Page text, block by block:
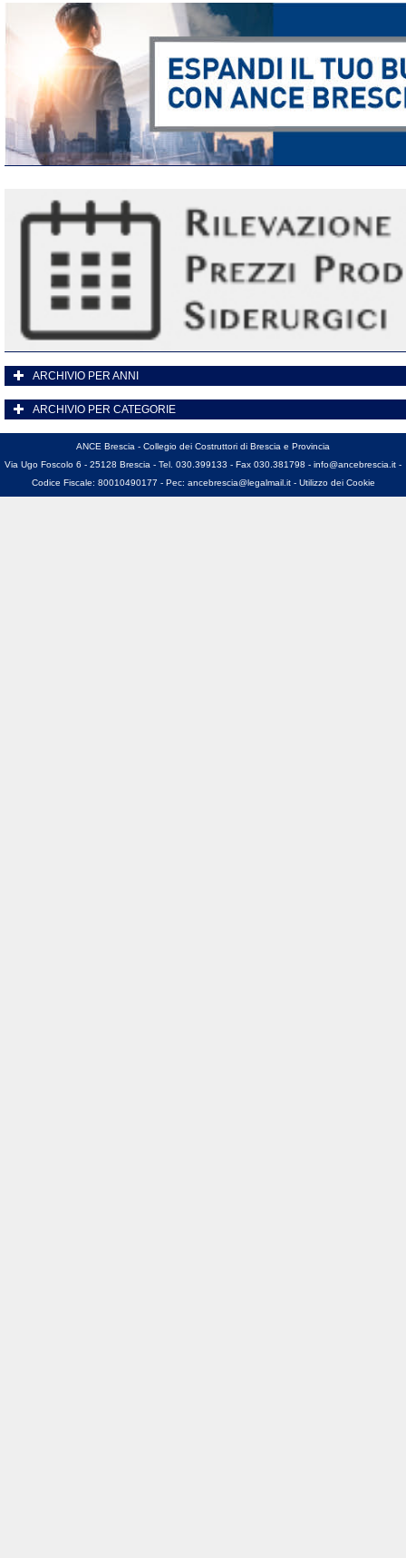
ARCHIVIO PER ANNI
ARCHIVIO PER CATEGORIE
ANCE Brescia - Collegio dei Costruttori di Brescia e Provincia
Via Ugo Foscolo 6 - 25128 Brescia - Tel. 030.399133 - Fax 030.381798 - info@ancebrescia.it -
Codice Fiscale: 80010490177 - Pec: ancebrescia@legalmail.it- Utilizzo dei Cookie